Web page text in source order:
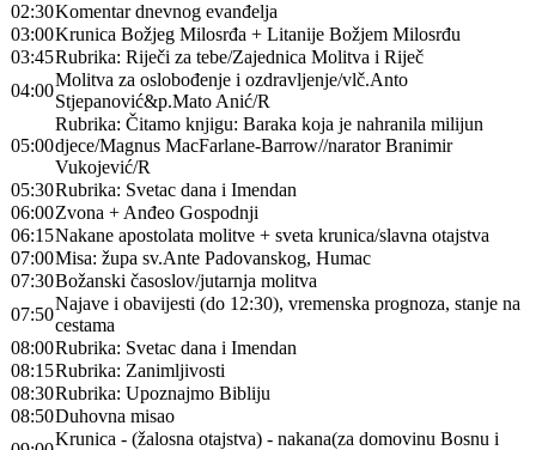
02:30Komentar dnevnog evanđelja
03:00Krunica Božjeg Milosrđa + Litanije Božjem Milosrđu
03:45Rubrika: Riječi za tebe/Zajednica Molitva i Riječ
04:00
Molitva za oslobođenje i ozdravljenje/vlč.Anto
Stjepanović&p.Mato Anić/R
05:00
Rubrika: Čitamo knjigu: Baraka koja je nahranila milijun
djece/Magnus MacFarlane-Barrow//narator Branimir
Vukojević/R
05:30Rubrika: Svetac dana i Imendan
06:00Zvona + Anđeo Gospodnji
06:15Nakane apostolata molitve + sveta krunica/slavna otajstva
07:00Misa: župa sv.Ante Padovanskog, Humac
07:30Božanski časoslov/jutarnja molitva
07:50
Najave i obavijesti (do 12:30), vremenska prognoza, stanje na
cestama
08:00Rubrika: Svetac dana i Imendan
08:15Rubrika: Zanimljivosti
08:30Rubrika: Upoznajmo Bibliju
08:50Duhovna misao
Krunica - (žalosna otajstva) - nakana(za domovinu Bosnu i